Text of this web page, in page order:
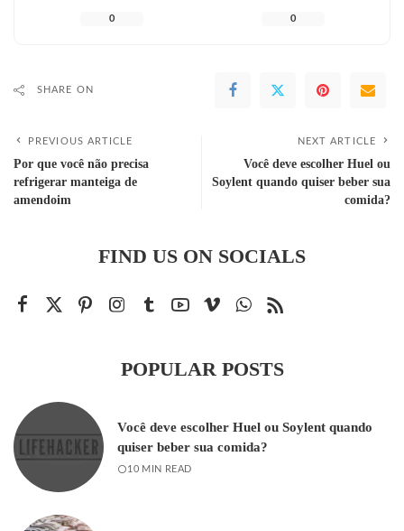
0 0
SHARE ON
PREVIOUS ARTICLE
Por que você não precisa
refrigerar manteiga de
amendoim
NEXT ARTICLE
Você deve escolher Huel ou
Soylent quando quiser beber sua
comida?
FIND US ON SOCIALS
POPULAR POSTS
Você deve escolher Huel ou Soylent quando
quiser beber sua comida?
10 MIN READ